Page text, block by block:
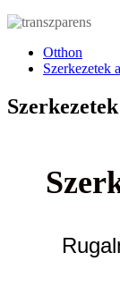
Otthon
Szerkezetek